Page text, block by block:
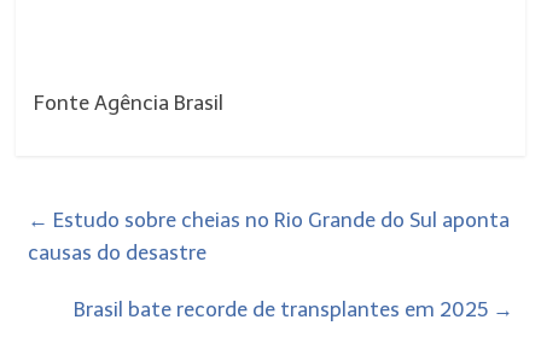
Fonte Agência Brasil
← Estudo sobre cheias no Rio Grande do Sul aponta
causas do desastre
Brasil bate recorde de transplantes em 2025 →